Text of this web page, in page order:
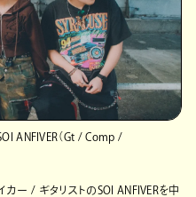
SOI ANFIVER（Gt / Comp /
ー / ギタリストのSOI ANFIVERを中